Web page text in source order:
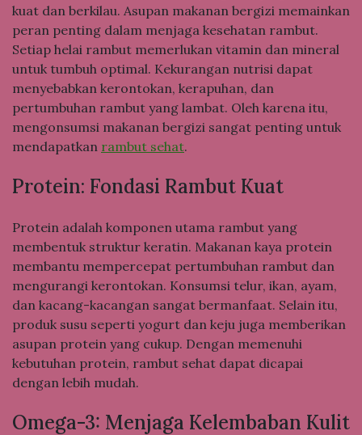
kuat dan berkilau. Asupan makanan bergizi memainkan
peran penting dalam menjaga kesehatan rambut.
Setiap helai rambut memerlukan vitamin dan mineral
untuk tumbuh optimal. Kekurangan nutrisi dapat
menyebabkan kerontokan, kerapuhan, dan
pertumbuhan rambut yang lambat. Oleh karena itu,
mengonsumsi makanan bergizi sangat penting untuk
mendapatkan rambut sehat.
Protein: Fondasi Rambut Kuat
Protein adalah komponen utama rambut yang
membentuk struktur keratin. Makanan kaya protein
membantu mempercepat pertumbuhan rambut dan
mengurangi kerontokan. Konsumsi telur, ikan, ayam,
dan kacang-kacangan sangat bermanfaat. Selain itu,
produk susu seperti yogurt dan keju juga memberikan
asupan protein yang cukup. Dengan memenuhi
kebutuhan protein, rambut sehat dapat dicapai
dengan lebih mudah.
Omega-3: Menjaga Kelembaban Kulit